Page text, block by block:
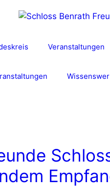
Veranstaltungen